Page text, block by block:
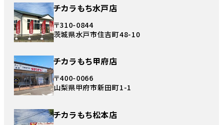
チカラもち水戸店
〒310-0844
茨城県水戸市住吉町48-10
チカラもち甲府店
〒400-0066
山梨県甲府市新田町1-1
チカラもち松本店